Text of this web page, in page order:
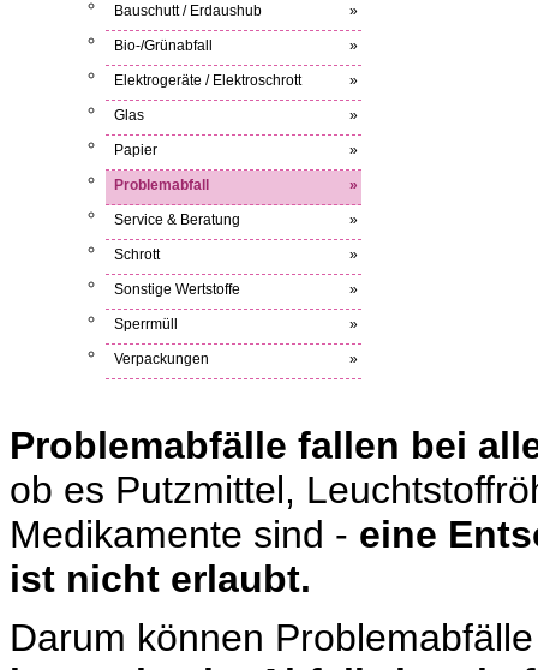
Bauschutt / Erdaushub »
Bio-/Grünabfall »
Elektrogeräte / Elektroschrott »
Glas »
Papier »
Problemabfall »
Service & Beratung »
Schrott »
Sonstige Wertstoffe »
Sperrmüll »
Verpackungen »
Problemabfälle fallen bei
ob es Putzmittel,
Medikamente sind - eine
ist nicht erlaubt.
Darum können